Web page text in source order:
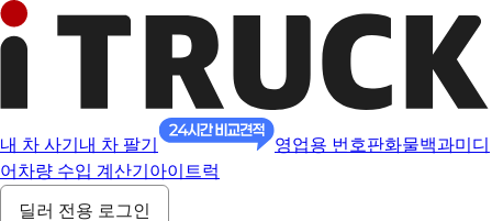
내 차 사기 내 차 팔기 영업용 번호판화물백과미디
어 차량 수입 계산기 아이트럭
딜러 전용 로그인